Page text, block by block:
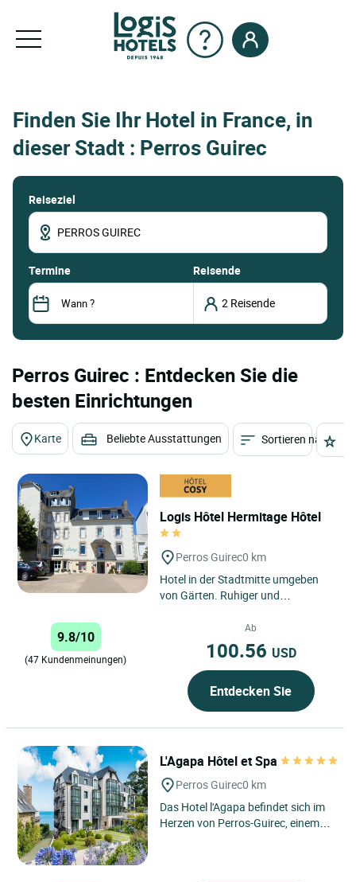
Finden Sie Ihr Hotel in France, in
dieser Stadt : Perros Guirec
Reiseziel
termine Reisende
Perros Guirec : Entdecken Sie die
besten Einrichtungen
Karte Beliebte Ausstattungen Sortieren nach
Logis Hôtel Hermitage Hôtel
Perros Guirec0 km
Hotel in der Stadtmitte umgeben
von Gärten. Ruhiger und
Freizeitzentrum und den
Stränden....
9.8/10
(47 Kundenmeinungen)
Ab
100.56 USD
Entdecken Sie
L'Agapa Hôtel et Spa
Perros Guirec0 km
Das Hotel l'Agapa befindet sich im
Herzen von Perros-Guirec, einem